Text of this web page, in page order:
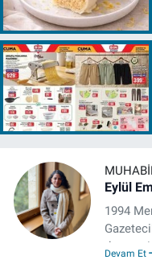
Eylül
1994
Devam Et